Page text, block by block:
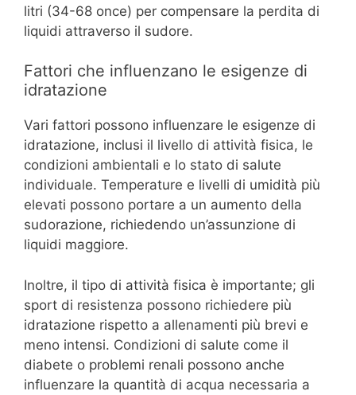
litri (34-68 once) per compensare la perdita di
liquidi attraverso il sudore.
Fattori che influenzano le esigenze di
idratazione
Vari fattori possono influenzare le esigenze di
idratazione, inclusi il livello di attività fisica, le
condizioni ambientali e lo stato di salute
individuale. Temperature e livelli di umidità più
elevati possono portare a un aumento della
sudorazione, richiedendo un’assunzione di
liquidi maggiore.
Inoltre, il tipo di attività fisica è importante; gli
sport di resistenza possono richiedere più
idratazione rispetto a allenamenti più brevi e
meno intensi. Condizioni di salute come il
diabete o problemi renali possono anche
influenzare la quantità di acqua necessaria a